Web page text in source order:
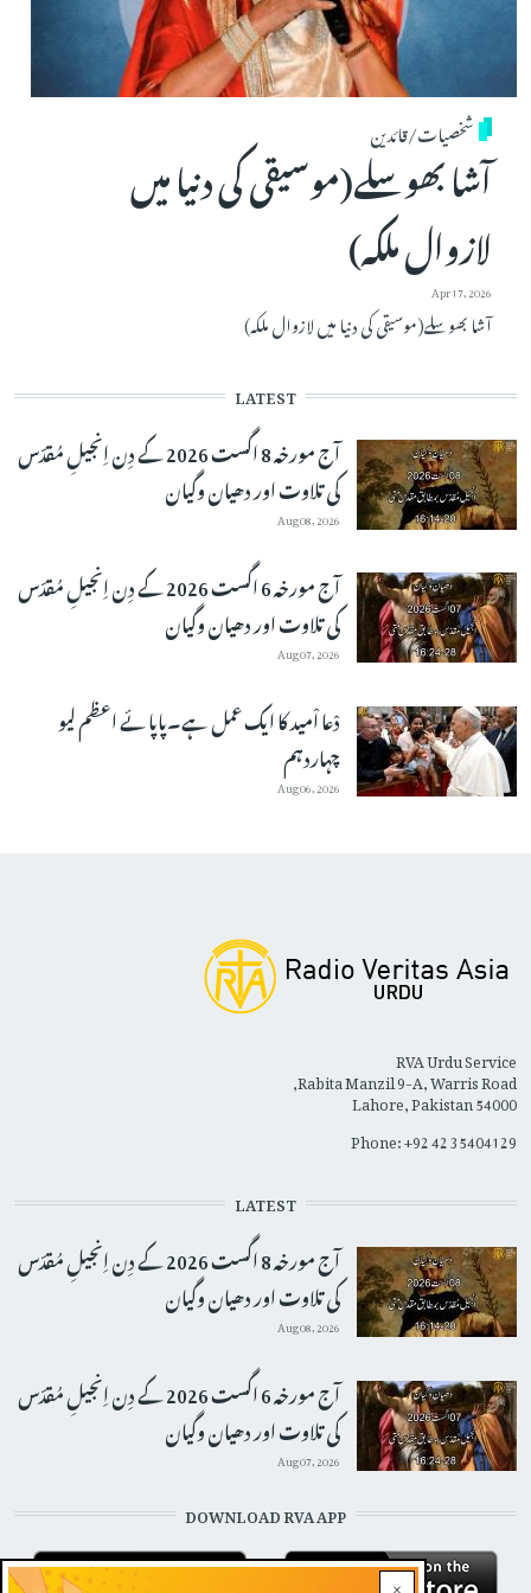
شخصیات/قائدین
آشا بھوسلے(موسیقی کی دنیا میں
لازوال ملکہ)
Apr 17, 2026
آشا بھوسلے(موسیقی کی دنیا میں لازوال ملکہ)
LATEST
آج مورخہ 8 اگست 2026 کے دِن اِنجیلِ مُقدّس
کی تلاوت اور دھیان وگیان
Aug 08, 2026
آج مورخہ 6 اگست 2026 کے دِن اِنجیلِ مُقدّس
کی تلاوت اور دھیان وگیان
Aug 07, 2026
دْعا اْمید کا ایک عمل ہے۔پاپائے اعظم لیو
چہاردہم
Aug 06, 2026
×
RVA Urdu Service
Rabita Manzil 9-A, Warris Road,
Lahore, Pakistan 54000
Phone: +92 42 35404129
LATEST
آج مورخہ 8 اگست 2026 کے دِن اِنجیلِ مُقدّس
کی تلاوت اور دھیان وگیان
Aug 08, 2026
آج مورخہ 6 اگست 2026 کے دِن اِنجیلِ مُقدّس
کی تلاوت اور دھیان وگیان
Aug 07, 2026
DOWNLOAD RVA APP